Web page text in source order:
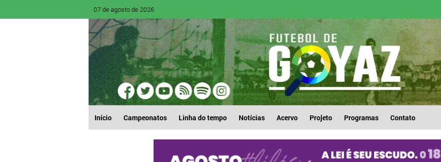
07 de agosto de 2026
Início Campeonatos Linha do tempo Notícias Acervo Projeto Programas Contato